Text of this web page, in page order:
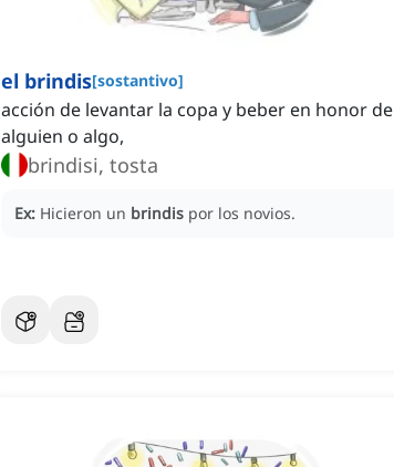
el brindis[sostantivo]
acción de levantar la copa y beber en honor de
alguien o algo,
brindisi, tosta
Ex: Hicieron un brindis por los novios.